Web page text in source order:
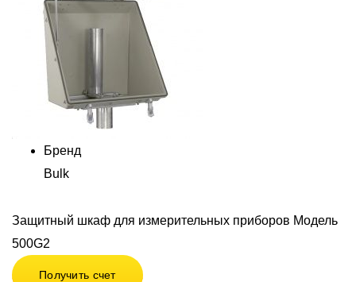
Бренд
Bulk
Защитный шкаф для измерительных приборов Модель
500G2
Получить счет